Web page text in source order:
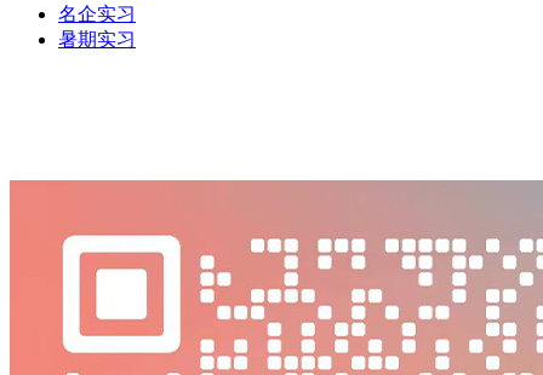
名企实习
暑期实习